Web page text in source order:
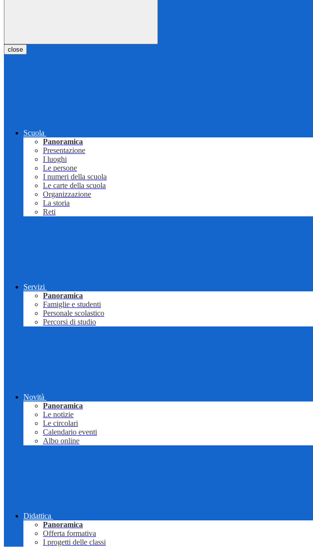
close
Scuola
Panoramica
Presentazione
I luoghi
Le persone
I numeri della scuola
Le carte della scuola
Organizzazione
La storia
Reti
Servizi
Panoramica
Famiglie e studenti
Personale scolastico
Percorsi di studio
Novità
Panoramica
Le notizie
Le circolari
Calendario eventi
Albo online
Didattica
Panoramica
Offerta formativa
I progetti delle classi